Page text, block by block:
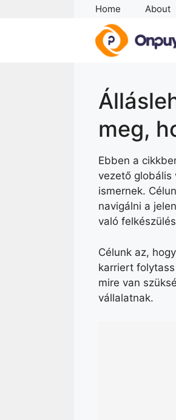
Home About
meg,
Ebben a
vezető globális
ismernek.
navigálni a
való
Célunk az,
karriert
mire van
vállalatnak.